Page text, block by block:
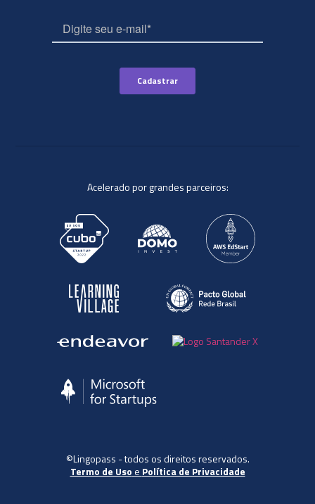
Acelerado por grandes parceiros:
©Lingopass - todos os direitos reservados.
Termo de Uso e Política de Privacidade